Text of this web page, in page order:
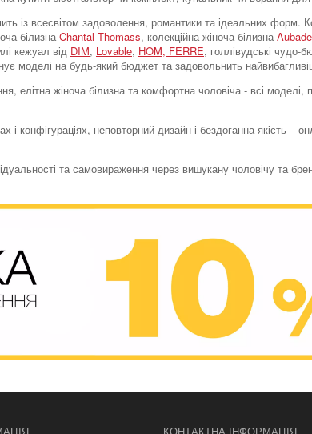
із всесвітом задоволення, романтики та ідеальних
білизнаChantal Thomass, колекційна жіноча білизнаAubade
кежуал від DIM, Lovable, HOM, FERRE, голлівудські чудо-
моделі на будь-який бюджет та задовольнить
елітна жіноча білизна та комфортна чоловіча - всі
конфігураціях, неповторний дизайн і бездоганна якість –
та самовираження через вишукану чоловічу та